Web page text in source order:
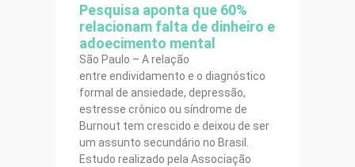
Pesquisa aponta que 60%
relacionam falta de dinheiro e
adoecimento mental
São Paulo – A relação
entre endividamento e o diagnóstico
formal de ansiedade, depressão,
estresse crônico ou síndrome de
Burnout tem crescido e deixou de ser
um assunto secundário no Brasil.
Estudo realizado pela Associação